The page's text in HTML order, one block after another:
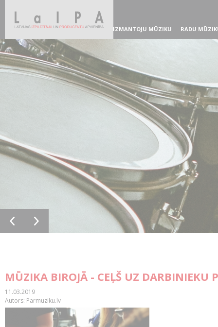
IZMANTOJU MŪZIKU RADU
MŪZIKA BIROJĀ - CEĻŠ UZ DARBINIEKU
11.03.2019
Autors: Parmuziku.lv